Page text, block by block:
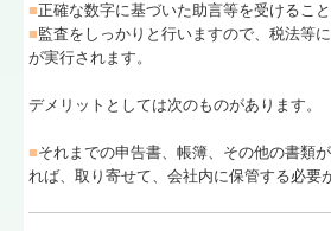
■正確な数字に基づいた助言等を受けること
■監査をしっかりと行いますので、税法等
が実行されます。
デメリットとしては次のものがあります。
■それまでの申告書、帳簿、その他の書類
れば、取り寄せて、会社内に保管する必要